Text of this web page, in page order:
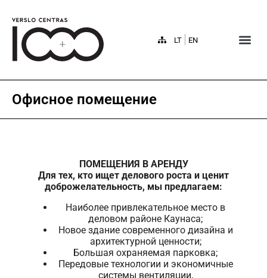
LT EN
Офисное помещение
ПОМЕЩЕНИЯ В АРЕНДУ
Для тех, кто ищет делового роста и ценит
доброжелательность, мы предлагаем:
Наиболее привлекательное место в
деловом районе Каунаса;
Новое здание современного дизайна и
архитектурной ценности;
Большая охраняемая парковка;
Передовые технологии и экономичные
системы вентиляции,